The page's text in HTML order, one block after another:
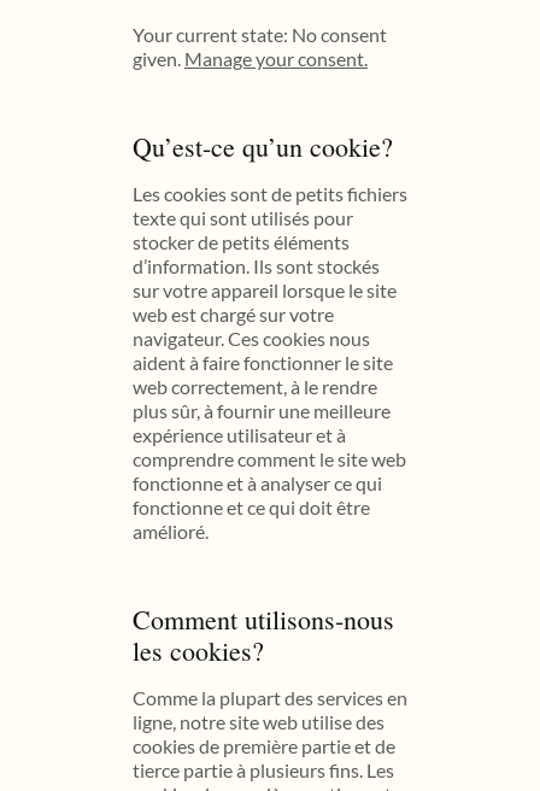
Your current state: No consent
given. Manage your consent.
Qu’est-ce qu’un cookie?
Les cookies sont de petits fichiers
texte qui sont utilisés pour
stocker de petits éléments
d’information. Ils sont stockés
sur votre appareil lorsque le site
web est chargé sur votre
navigateur. Ces cookies nous
aident à faire fonctionner le site
web correctement, à le rendre
plus sûr, à fournir une meilleure
expérience utilisateur et à
comprendre comment le site web
fonctionne et à analyser ce qui
fonctionne et ce qui doit être
amélioré.
Comment utilisons-nous
les cookies?
Comme la plupart des services en
ligne, notre site web utilise des
cookies de première partie et de
tierce partie à plusieurs fins. Les